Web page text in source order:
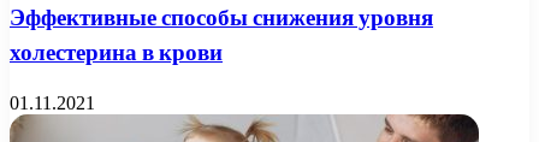
Эффективные способы снижения уровня
холестерина в крови
01.11.2021